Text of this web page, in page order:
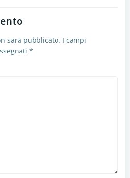
sarà pubblicato. I campi
*